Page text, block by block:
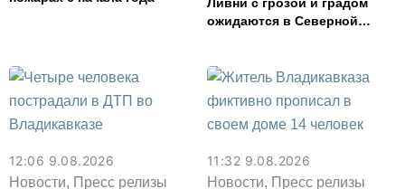
ожидаются в Северной
12:06 9.08.2026
Новости, Пресс релизы
11:32 9.08.2026
Новости, Пресс релизы